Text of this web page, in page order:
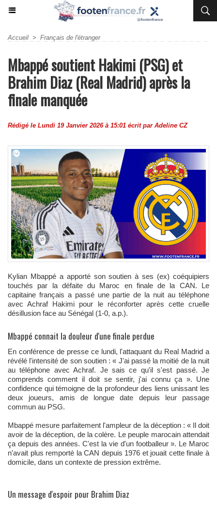
Accueil > Français de l'étranger
Mbappé soutient Hakimi (PSG) et
Brahim Diaz (Real Madrid) après la
finale manquée
Rédigé le Lundi 19 Janvier 2026 à 15:01 écrit par Adeline CZ
Kylian Mbappé a apporté son soutien à ses (ex) coéquipiers
touchés par la défaite du Maroc en finale de la CAN. Le
capitaine français a passé une partie de la nuit au téléphone
avec Achraf Hakimi pour le réconforter après cette cruelle
désillusion face au Sénégal (1-0, a.p.).
Mbappé connait la douleur d'une finale perdue
En conférence de presse ce lundi, l'attaquant du Real Madrid a
révélé l'intensité de son soutien : « J'ai passé la moitié de la nuit
au téléphone avec Achraf. Je sais ce qu'il s'est passé. Je
comprends comment il doit se sentir, j'ai connu ça ». Une
confidence qui témoigne de la profondeur des liens unissant les
deux joueurs, amis de longue date depuis leur passage
commun au PSG.
Mbappé mesure parfaitement l'ampleur de la déception : « Il doit
avoir de la déception, de la colère. Le peuple marocain attendait
ça depuis des années. C'est la vie d'un footballeur ». Le Maroc
n'avait plus remporté la CAN depuis 1976 et jouait cette finale à
domicile, dans un contexte de pression extrême.
Un message d'espoir pour Brahim Diaz